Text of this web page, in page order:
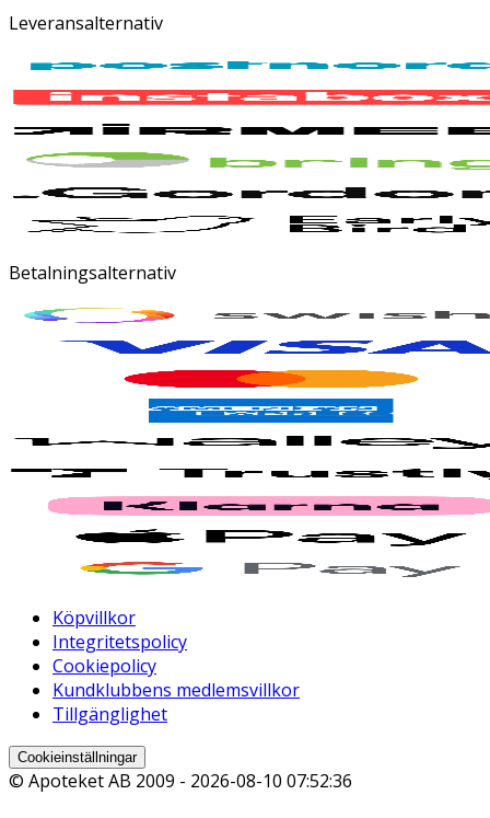
Leveransalternativ
Betalningsalternativ
Köpvillkor
Integritetspolicy
Cookiepolicy
Kundklubbens medlemsvillkor
Tillgänglighet
Cookieinställningar
© Apoteket AB 2009 - 2026-08-10 07:52:36